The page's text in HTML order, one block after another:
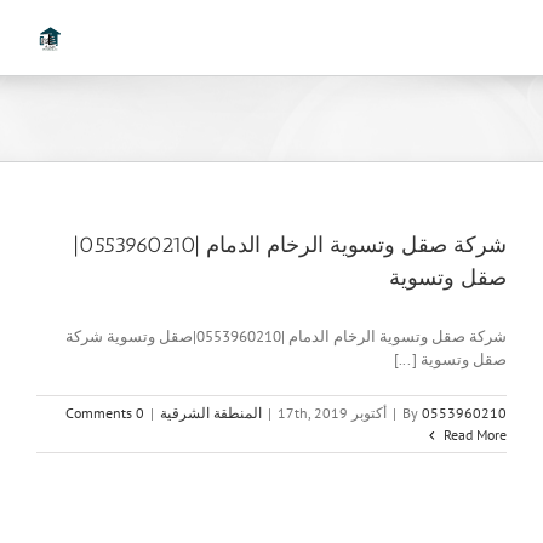
شركة صقل وتسوية الرخام الدمام |0553960210|
صقل وتسوية
شركة صقل وتسوية الرخام الدمام |0553960210|صقل وتسوية شركة
صقل وتسوية [...]
By 0553960210
| أكتوبر 17th, 2019 | المنطقة الشرقية |
0 Comments
Read More